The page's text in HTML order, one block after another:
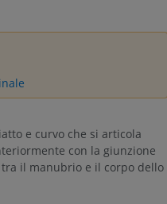
e curvo che si articola
con la giunzione
il manubrio e il corpo dello